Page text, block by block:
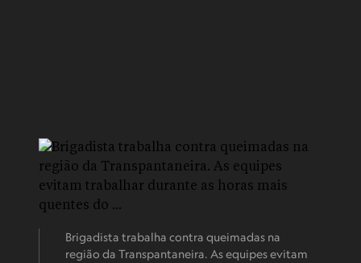
Brigadista trabalha contra queimadas na
região da Transpantaneira. As equipes evitam